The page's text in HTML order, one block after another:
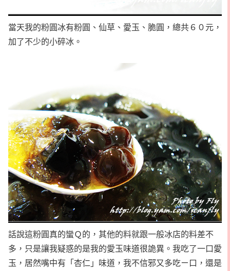
當天我的粉圓冰有粉圓、仙草、愛玉、脆圓，總共６０元，
加了不少的小碎冰。
話說這粉圓真的蠻Ｑ的，其他的料就跟一般冰店的料差不
多，只是讓我疑惑的是我的愛玉味道很詭異。我吃了一口愛
玉，居然嘴中有「杏仁」味道，我不信邪又多吃ㄧ口，還是